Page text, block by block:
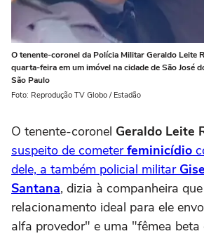
O tenente-coronel da Polícia Militar Geraldo Leite
quarta-feira em um imóvel na cidade de São José
São Paulo
Foto: Reprodução TV Globo / Estadão
O tenente-coronel Geraldo Leite
suspeito de cometerfeminicídio
dele, a também policial militar
Santana, dizia à companheira
relacionamento ideal para ele
alfa provedor" e uma "fêmea beta